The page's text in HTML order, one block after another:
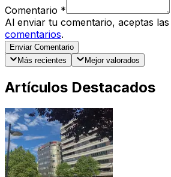
Comentario *
Al enviar tu comentario, aceptas las
comentarios.
Enviar Comentario
Más recientes
Mejor valorados
Artículos Destacados